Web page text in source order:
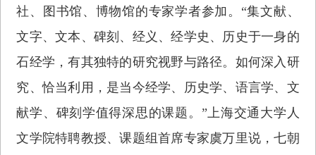
社、图书馆、博物馆的专家学者参加。“集文献、
文字、文本、碑刻、经义、经学史、历史于一身的
石经学，有其独特的研究视野与路径。如何深入研
究、恰当利用，是当今经学、历史学、语言学、文
献学、碑刻学值得深思的课题。”上海交通大学人
文学院特聘教授、课题组首席专家虞万里说，七朝